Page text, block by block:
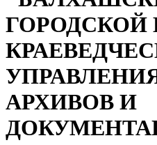
ГОРОДСКОЙ
АРХИВОВ И